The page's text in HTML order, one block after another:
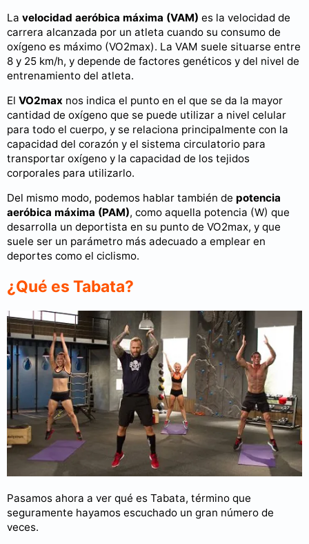
La velocidad aeróbica máxima (VAM) es la velocidad de
carrera alcanzada por un atleta cuando su consumo de
oxígeno es máximo (VO2max). La VAM suele situarse entre
8 y 25 km/h, y depende de factores genéticos y del nivel de
entrenamiento del atleta.
El VO2max nos indica el punto en el que se da la mayor
cantidad de oxígeno que se puede utilizar a nivel celular
para todo el cuerpo, y se relaciona principalmente con la
capacidad del corazón y el sistema circulatorio para
transportar oxígeno y la capacidad de los tejidos
corporales para utilizarlo.
Del mismo modo, podemos hablar también de potencia
aeróbica máxima (PAM), como aquella potencia (W) que
desarrolla un deportista en su punto de VO2max, y que
suele ser un parámetro más adecuado a emplear en
deportes como el ciclismo.
¿Qué es Tabata?
Pasamos ahora a ver qué es Tabata, término que
seguramente hayamos escuchado un gran número de
veces.